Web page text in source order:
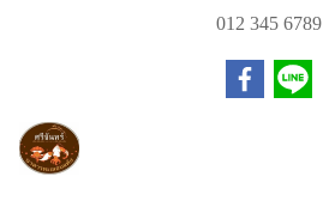
012 345 6789